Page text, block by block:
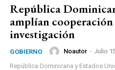
República
amplían cooperación
investigación
GOBIERNO Noautor - Julio
República Dominicana y Estados